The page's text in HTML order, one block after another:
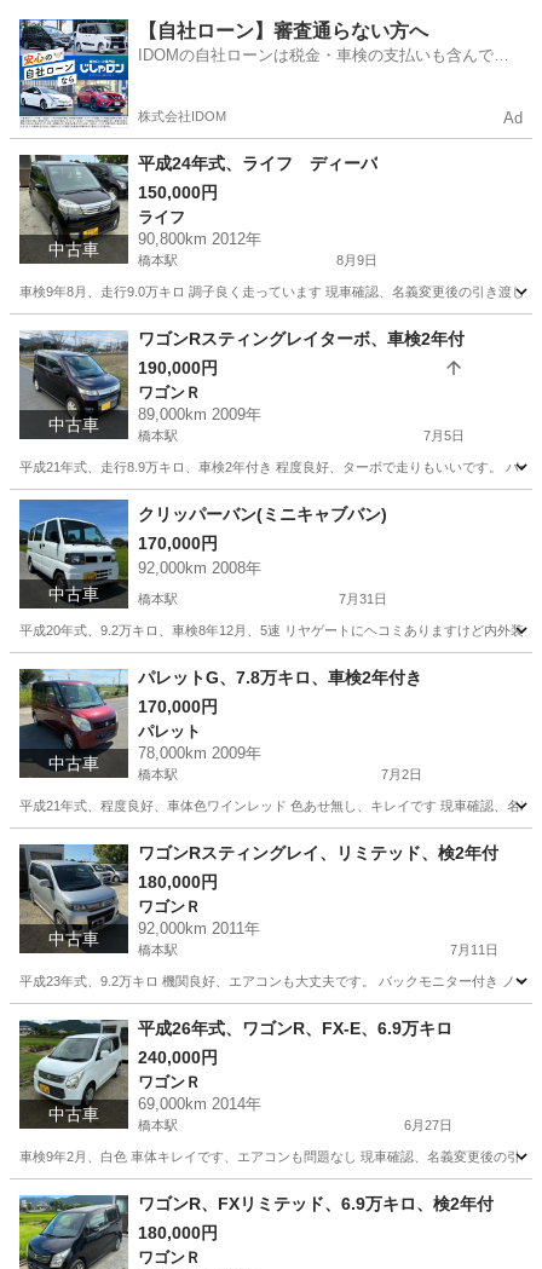
福岡 福岡市 橋本駅 ムーヴ スルー
【自社ローン】審査通らない方へ
IDOMの自社ローンは税金・車検の支払いも含んでい
株式会社IDOM Ad
中古車
平成24年式、ライフ ディーバ
150,000円
ライフ
90,800km 2012年
橋本駅 8月9日
車検9年8月、走行9.0万キロ 調子良く走っています 現車確認、名義変更後の引き渡し
福岡 福岡市 橋本駅
中古車
ワゴンRスティングレイターボ、車検2年付
190,000円
ワゴンＲ
89,000km 2009年
橋本駅 7月5日
平成21年式、走行8.9万キロ、車検2年付き 程度良好、ターボで走りもいいです。 パ
福岡 福岡市 橋本駅 ワゴンＲ ワゴンR
中古車
クリッパーバン(ミニキャブバン)
170,000円
92,000km 2008年
橋本駅 7月31日
平成20年式、9.2万キロ、車検8年12月、5速 リヤゲートにヘコミありますけど内外装
福岡 福岡市 橋本駅 その他
中古車
パレットG、7.8万キロ、車検2年付き
170,000円
パレット
78,000km 2009年
橋本駅 7月2日
平成21年式、程度良好、車体色ワインレッド 色あせ無し、キレイです 現車確認、名
福岡 福岡市 橋本駅
中古車
ワゴンRスティングレイ、リミテッド、検2年付
180,000円
ワゴンＲ
92,000km 2011年
橋本駅 7月11日
平成23年式、9.2万キロ 機関良好、エアコンも大丈夫です。 バックモニター付き ノー
福岡 福岡市 橋本駅 ワゴンＲ
中古車
平成26年式、ワゴンR、FX-E、6.9万キロ
240,000円
ワゴンＲ
69,000km 2014年
橋本駅 6月27日
車検9年2月、白色 車体キレイです、エアコンも問題なし 現車確認、名義変更後の引
福岡 福岡市 橋本駅 ワゴンＲ
ワゴンR、FXリミテッド、6.9万キロ、検2年付
180,000円
ワゴンＲ